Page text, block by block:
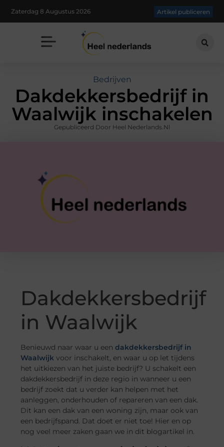
Zaterdag 8 Augustus 2026 Artikel publiceren
Bedrijven
Dakdekkersbedrijf in
Waalwijk inschakelen
Gepubliceerd Door Heel Nederlands.nl
Dakdekkersbedrijf
in Waalwijk
Benieuwd naar waar u eendakdekkersbedrijf in
Waalwijk voor inschakelt, en waar u op let tijdens
het uitkiezen van het juiste bedrijf? U schakelt een
dakdekkersbedrijf in deze regio in wanneer u een
bedrijf zoekt dat u verder kan helpen met het
aanleggen, onderhouden of repareren van een dak.
Dit kan een dak van een woning zijn, maar ook van
een bedrijfspand. Dat doet er niet toe! Hier en op
nog veel meer zaken gaan we in dit blogartikel in.